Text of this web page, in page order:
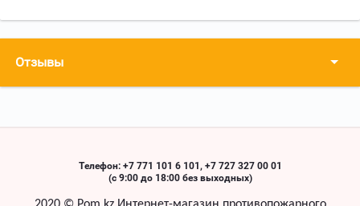
Отзывы
Телефон: +7 771 101 6 101, +7 727 327 00 01
(с 9:00 до 18:00 без выходных)